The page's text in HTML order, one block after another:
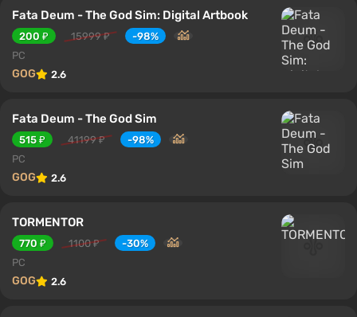
Fata Deum - The God Sim: Digital Artbook
200 ₽ 15999 ₽
-98%
PC
GOG 2.6
Fata Deum - The God Sim
515 ₽ 41199 ₽
-98%
PC
GOG 2.6
TORMENTOR
770 ₽ 1100 ₽
-30%
PC
GOG 2.6